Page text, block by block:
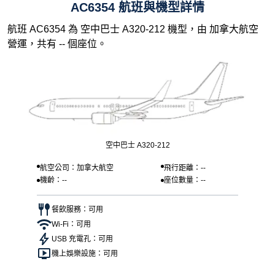
AC6354 航班與機型詳情
航班 AC6354 為 空中巴士 A320-212 機型，由 加拿大航空
營運，共有 -- 個座位。
空中巴士 A320-212
航空公司：加拿大航空
飛行距離：--
機齡：--
座位數量：--
餐飲服務：可用
Wi-Fi：可用
USB 充電孔：可用
機上娛樂設施：可用